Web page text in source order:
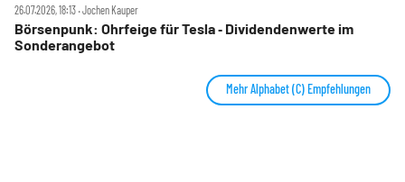
26.07.2026, 18:13 ‧ Jochen Kauper
Börsenpunk: Ohrfeige für Tesla ‑ Dividendenwerte im
Sonderangebot
Mehr Alphabet (C) Empfehlungen